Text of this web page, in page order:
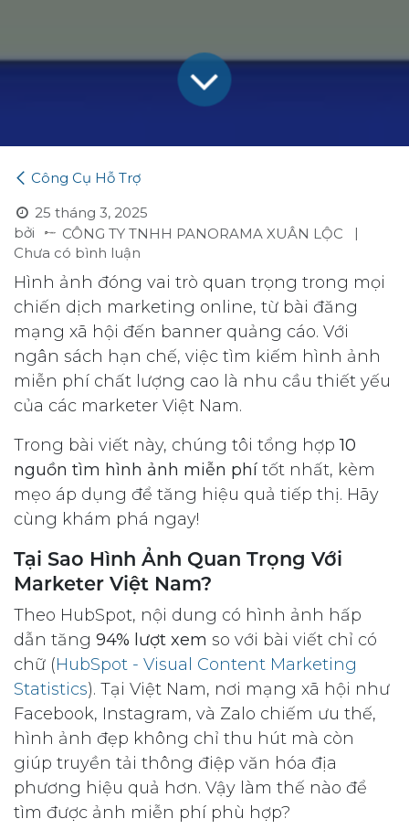
Công Cụ Hỗ Trợ
25 tháng 3, 2025
bởi
CÔNG TY TNHH PANORAMA XUÂN LỘC
|
Chưa có bình luận
Hình ảnh đóng vai trò quan trọng trong mọi
chiến dịch marketing online, từ bài đăng
mạng xã hội đến banner quảng cáo. Với
ngân sách hạn chế, việc tìm kiếm hình ảnh
miễn phí chất lượng cao là nhu cầu thiết yếu
của các marketer Việt Nam.
Trong bài viết này, chúng tôi tổng hợp10
nguồn tìm hình ảnh miễn phí tốt nhất, kèm
mẹo áp dụng để tăng hiệu quả tiếp thị. Hãy
cùng khám phá ngay!
Tại Sao Hình Ảnh Quan Trọng Với
Marketer Việt Nam?
Theo HubSpot, nội dung có hình ảnh hấp
dẫn tăng 94% lượt xem so với bài viết chỉ có
chữ (HubSpot - Visual Content Marketing
Statistics). Tại Việt Nam, nơi mạng xã hội như
Facebook, Instagram, và Zalo chiếm ưu thế,
hình ảnh đẹp không chỉ thu hút mà còn
giúp truyền tải thông điệp văn hóa địa
phương hiệu quả hơn. Vậy làm thế nào để
tìm được ảnh miễn phí phù hợp?